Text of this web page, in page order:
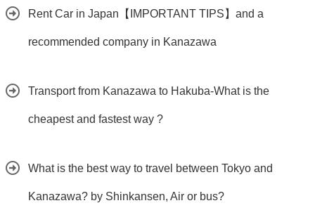
Rent Car in Japan【IMPORTANT TIPS】and a
recommended company in Kanazawa
Transport from Kanazawa to Hakuba-What is the
cheapest and fastest way ?
What is the best way to travel between Tokyo and
Kanazawa? by Shinkansen, Air or bus?